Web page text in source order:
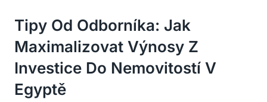
Tipy Od Odborníka: Jak ​
Maximalizovat‌ Výnosy ⁤z‍
Investice Do Nemovitostí V
Egyptě